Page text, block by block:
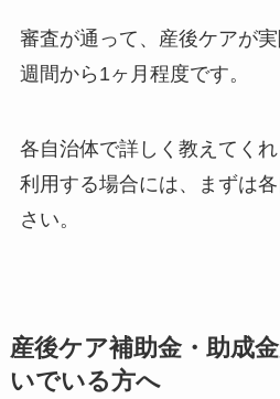
審査が通って、産後ケアが
週間から1ヶ月程度です。
各自治体で詳しく教えてく
利用する場合には、まずは
さい。
産後ケア補助金・助成
いでいる方へ